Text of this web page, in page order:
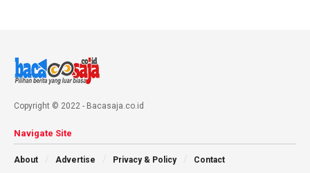
Copyright © 2022 - Bacasaja.co.id
Navigate Site
About Advertise Privacy & Policy Contact